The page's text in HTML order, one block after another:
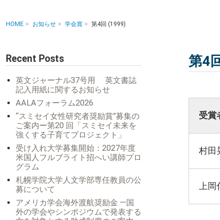
HOME お知らせ 学会賞 第4回 (1999)
第4
受賞
村田
上岡
Recent Posts
英文ジャーナル37号用 英文書誌
記入用紙に関するお知らせ
AALAフォーラム2026
“スミセイ女性研究者奨励賞”募集の
ご案内ー第20 回「スミセイ未来を
強くする子育てプロジェクト」
受け入れ大学募集開始：2027年度
米国人フルブライト招へい講師プロ
グラム
札幌学院大学人文学部専任教員の公
募について
アメリカ学会海外渡航奨励金 ―国
外の学会やシンポジウムで発表する